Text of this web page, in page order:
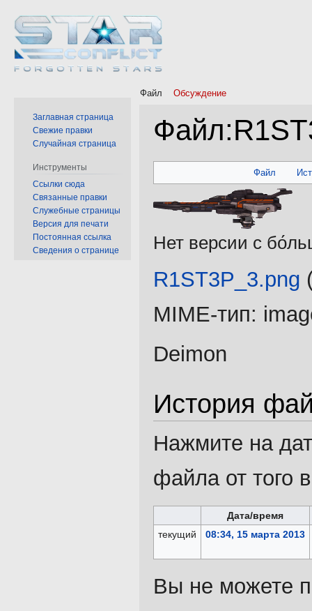
Файл:
к
навигации
к
поиску
Файл
Нет версии с
R1ST3P_3.png
MIME-тип:
Deimon
История
Нажмите на
файла от того
Дата/время
текущий
08:34, 15 марта 2013
Вы не можете
Файл Обсуждение
Заглавная страница
Свежие правки
Случайная страница
Инструменты
Ссылки сюда
Связанные правки
Служебные страницы
Версия для печати
Постоянная ссылка
Сведения о странице